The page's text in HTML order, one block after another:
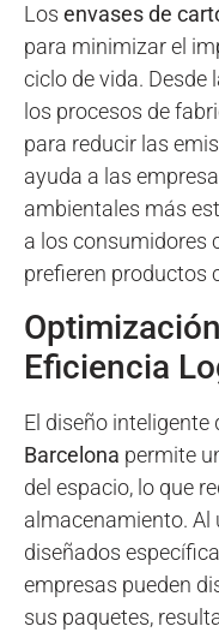
Los envases de
para minimizar el
ciclo de vida. Desde
los procesos de
para reducir las
ayuda a las
ambientales más
a los consumidores
prefieren productos
Eficiencia
El diseño inteligente
Barcelona permite
del espacio, lo que
almacenamiento. Al
diseñados
empresas pueden
sus paquetes,